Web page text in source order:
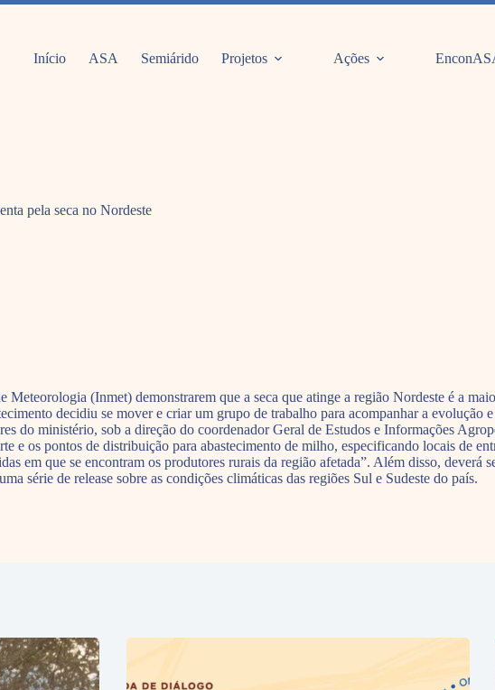
Início ASA Semiárido Projetos Ações
pela seca no Nordeste
Meteorologia (Inmet) demonstrarem que a seca que atinge a região Nordeste é a
decidiu se mover e criar um grupo de trabalho para acompanhar a evolução
do ministério, sob a direção do coordenador Geral de Estudos e Informações
e os pontos de distribuição para abastecimento de milho, especificando locais de
em que se encontram os produtores rurais da região afetada”. Além disso,
série de release sobre as condições climáticas das regiões Sul e Sudeste do país.